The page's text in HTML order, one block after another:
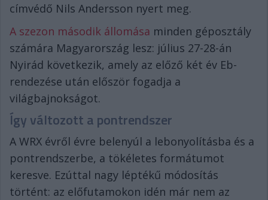
címvédő Nils Andersson nyert meg.
A szezon második állomása minden géposztály
számára Magyarország lesz: július 27-28-án
Nyirád következik, amely az előző két év Eb-
rendezése után először fogadja a
világbajnokságot.
Így változott a pontrendszer
A WRX évről évre belenyúl a lebonyolításba és a
pontrendszerbe, a tökéletes formátumot
keresve. Ezúttal nagy léptékű módosítás
történt: az előfutamokon idén már nem az